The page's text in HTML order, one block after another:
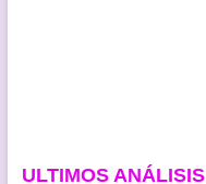
ULTIMOS ANÁLISIS